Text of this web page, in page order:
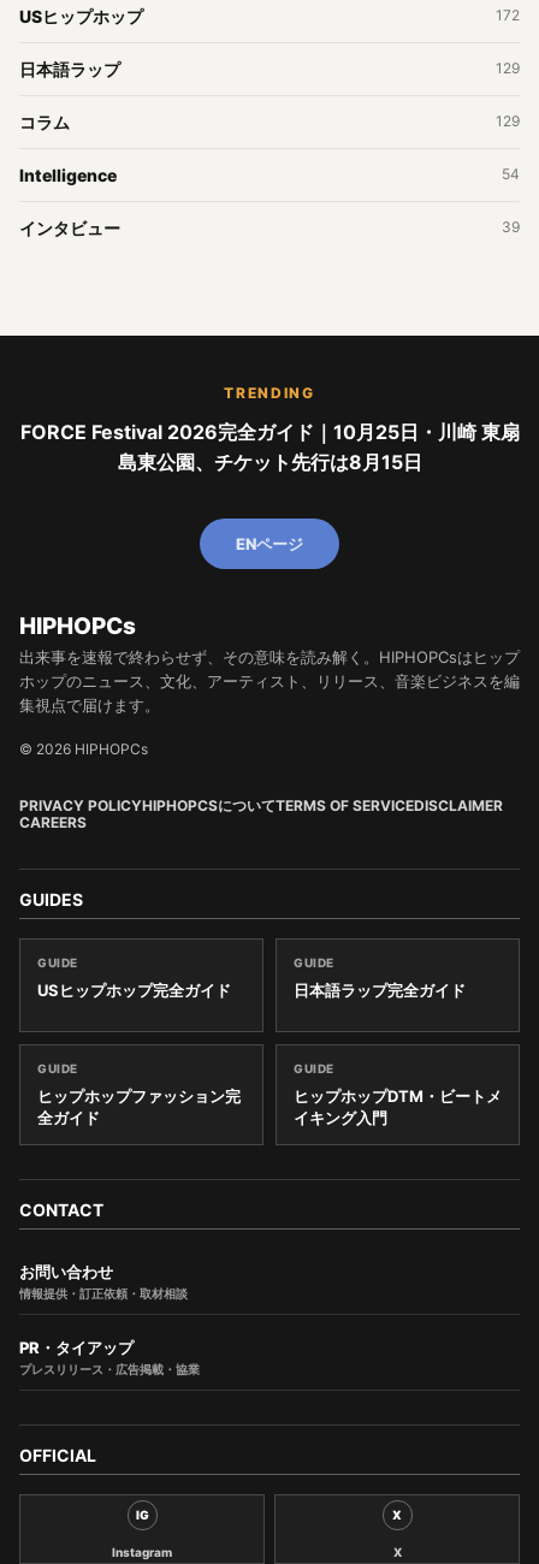
USヒップホップ 172
日本語ラップ 129
コラム 129
Intelligence 54
インタビュー 39
TRENDING
FORCE Festival 2026完全ガイド｜10月25日・川崎 東扇
島東公園、チケット先行は8月15日
ENページ
HIPHOPCs
出来事を速報で終わらせず、その意味を読み解く。HIPHOPCsはヒップ
ホップのニュース、文化、アーティスト、リリース、音楽ビジネスを編
集視点で届けます。
© 2026 HIPHOPCs
PRIVACY POLICYHIPHOPCSについてTERMS OF SERVICEDISCLAIMER
CAREERS
GUIDES
GUIDE
USヒップホップ完全ガイド
GUIDE
日本語ラップ完全ガイド
GUIDE
ヒップホップファッション完
全ガイド
GUIDE
ヒップホップDTM・ビートメ
イキング入門
CONTACT
お問い合わせ
情報提供・訂正依頼・取材相談
PR・タイアップ
プレスリリース・広告掲載・協業
OFFICIAL
IG
Instagram
X
X